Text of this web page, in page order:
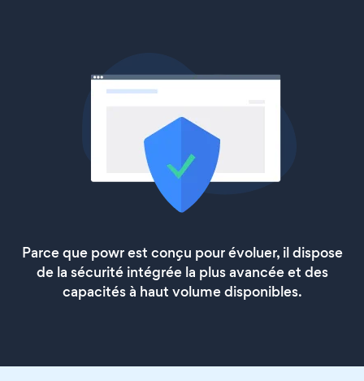
Parce que powr est conçu pour évoluer, il dispose
de la sécurité intégrée la plus avancée et des
capacités à haut volume disponibles.